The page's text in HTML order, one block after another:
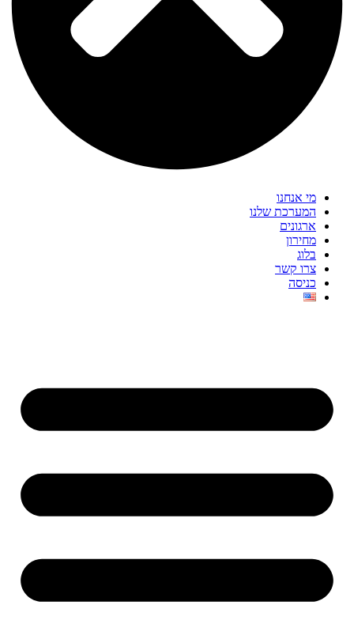
מי אנחנו
המערכת שלנו
ארגונים
מחירון
בלוג
צרו קשר
כניסה